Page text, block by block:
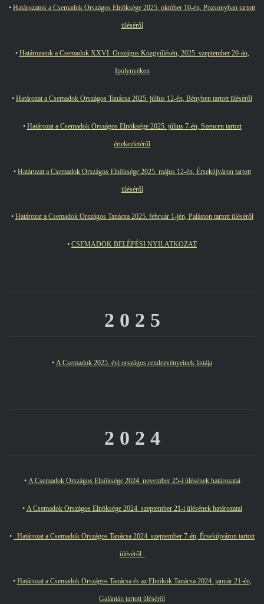
• Határozatok a Csemadok Országos Elnöksége 2025. október 10-én, Pozsonyban tartott
üléséről
• Határozatok a Csemadok XXVI. Országos Közgyűlésén, 2025. szeptember 20-án,
Ipolynyéken
• Határozat a Csemadok Országos Tanácsa 2025. július 12-én, Bényben tartott üléséről
• Határozat a Csemadok Országos Elnöksége 2025. július 7-én, Szencen tartott
értekezletéről
• Határozat a Csemadok Országos Elnöksége 2025. május 12-én, Érsekújváron tartott
üléséről
• Határozat a Csemadok Országos Tanácsa 2025. február 1-jén, Paláston tartott üléséről
• CSEMADOK BELÉPÉSI NYILATKOZAT
2 0 2 5
• A Csemadok 2025. évi országos rendezvényeinek listája
2 0 2 4
• A Csemadok Országos Elnöksége 2024. november 25-i ülésének határozatai
• A Csemadok Országos Elnöksége 2024. szeptember 21-i ülésének határozatai
• Határozat a Csemadok Országos Tanácsa 2024. szeptember 7-én, Érsekújváron tartott
üléséről
• Határozat a Csemadok Országos Tanácsa és az Elnökök Tanácsa 2024. január 21-én,
Galántán tartott üléséről